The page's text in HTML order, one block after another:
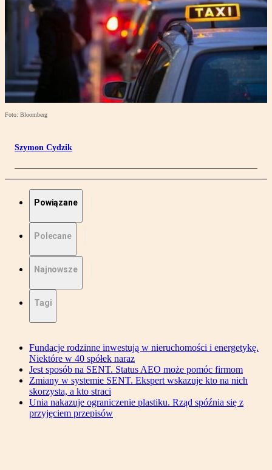
Foto: Bloomberg
Szymon Cydzik
Powiązane
Polecane
Najnowsze
Tagi
Fundacje rodzinne inwestują w nieruchomości i energetykę.
Niektóre w 40 spółek naraz
Jest sposób na SENT. Status AEO może pomóc firmom
Zmiany w systemie SENT. Ekspert wskazuje kto na nich
skorzysta, a kto straci
Unia nakazuje ograniczenie plastiku. Rząd spóźnia się z
przyjęciem przepisów